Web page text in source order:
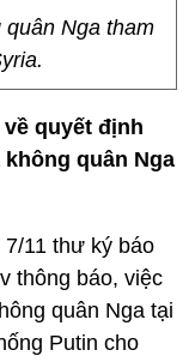
Nga tham
quyết định
quân Nga
11 thư ký báo
thông báo, việc
quân Nga tại
Putin cho